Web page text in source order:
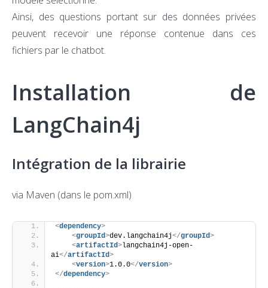
Ainsi, des questions portant sur des données privées
peuvent recevoir une réponse contenue dans ces
fichiers par le chatbot.
Installation de
LangChain4j
Intégration de la librairie
via Maven (dans le pom.xml)
<dependency>
<groupId>dev.langchain4j</groupId>
<artifactId>langchain4j-open-
ai</artifactId>
<version>1.0.0</version>
</dependency>